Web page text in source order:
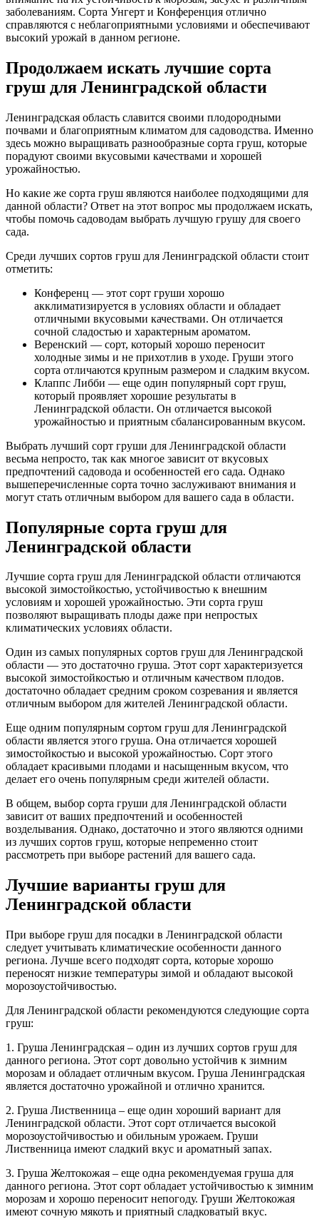
заболеваниям. Сорта Унгерт и Конференция отлично
справляются с неблагоприятными условиями и обеспечивают
высокий урожай в данном регионе.
Продолжаем искать лучшие сорта
груш для Ленинградской области
Ленинградская область славится своими плодородными
почвами и благоприятным климатом для садоводства. Именно
здесь можно выращивать разнообразные сорта груш, которые
порадуют своими вкусовыми качествами и хорошей
урожайностью.
Но какие же сорта груш являются наиболее подходящими для
данной области? Ответ на этот вопрос мы продолжаем искать,
чтобы помочь садоводам выбрать лучшую грушу для своего
сада.
Среди лучших сортов груш для Ленинградской области стоит
отметить:
Конференц — этот сорт груши хорошо
акклиматизируется в условиях области и обладает
отличными вкусовыми качествами. Он отличается
сочной сладостью и характерным ароматом.
Веренский — сорт, который хорошо переносит
холодные зимы и не прихотлив в уходе. Груши этого
сорта отличаются крупным размером и сладким вкусом.
Клаппс Либби — еще один популярный сорт груш,
который проявляет хорошие результаты в
Ленинградской области. Он отличается высокой
урожайностью и приятным сбалансированным вкусом.
Выбрать лучший сорт груши для Ленинградской области
весьма непросто, так как многое зависит от вкусовых
предпочтений садовода и особенностей его сада. Однако
вышеперечисленные сорта точно заслуживают внимания и
могут стать отличным выбором для вашего сада в области.
Популярные сорта груш для
Ленинградской области
Лучшие сорта груш для Ленинградской области отличаются
высокой зимостойкостью, устойчивостью к внешним
условиям и хорошей урожайностью. Эти сорта груш
позволяют выращивать плоды даже при непростых
климатических условиях области.
Один из самых популярных сортов груш для Ленинградской
области — это достаточно груша. Этот сорт характеризуется
высокой зимостойкостью и отличным качеством плодов.
достаточно обладает средним сроком созревания и является
отличным выбором для жителей Ленинградской области.
Еще одним популярным сортом груш для Ленинградской
области является этого груша. Она отличается хорошей
зимостойкостью и высокой урожайностью. Сорт этого
обладает красивыми плодами и насыщенным вкусом, что
делает его очень популярным среди жителей области.
В общем, выбор сорта груши для Ленинградской области
зависит от ваших предпочтений и особенностей
возделывания. Однако, достаточно и этого являются одними
из лучших сортов груш, которые непременно стоит
рассмотреть при выборе растений для вашего сада.
Лучшие варианты груш для
Ленинградской области
При выборе груш для посадки в Ленинградской области
следует учитывать климатические особенности данного
региона. Лучше всего подходят сорта, которые хорошо
переносят низкие температуры зимой и обладают высокой
морозоустойчивостью.
Для Ленинградской области рекомендуются следующие сорта
груш:
1. Груша Ленинградская – один из лучших сортов груш для
данного региона. Этот сорт довольно устойчив к зимним
морозам и обладает отличным вкусом. Груша Ленинградская
является достаточно урожайной и отлично хранится.
2. Груша Лиственница – еще один хороший вариант для
Ленинградской области. Этот сорт отличается высокой
морозоустойчивостью и обильным урожаем. Груши
Лиственница имеют сладкий вкус и ароматный запах.
3. Груша Желтокожая – еще одна рекомендуемая груша для
данного региона. Этот сорт обладает устойчивостью к зимним
морозам и хорошо переносит непогоду. Груши Желтокожая
имеют сочную мякоть и приятный сладковатый вкус.